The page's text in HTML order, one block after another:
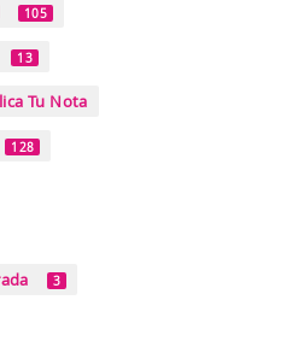
105
13
Tu Nota
128
3